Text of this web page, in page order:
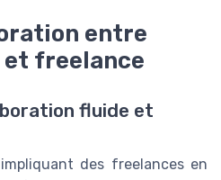
entre
freelance
fluide et
des freelances en